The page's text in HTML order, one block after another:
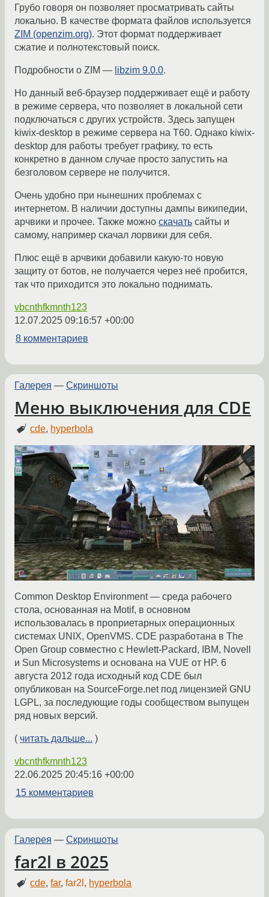
Грубо говоря он позволяет просматривать сайты
локально. В качестве формата файлов используется
ZIM (openzim.org). Этот формат поддерживает
сжатие и полнотекстовый поиск.
Подробности о ZIM — libzim 9.0.0.
Но данный веб-браузер поддерживает ещё и работу
в режиме сервера, что позволяет в локальной сети
подключаться с других устройств. Здесь запущен
kiwix-desktop в режиме сервера на T60. Однако kiwix-
desktop для работы требует графику, то есть
конкретно в данном случае просто запустить на
безголовом сервере не получится.
Очень удобно при нынешних проблемах с
интернетом. В наличии доступны дампы википедии,
арчвики и прочее. Также можно скачать сайты и
самому, например скачал лорвики для себя.
Плюс ещё в арчвики добавили какую-то новую
защиту от ботов, не получается через неё пробится,
так что приходится это локально поднимать.
vbcnthfkmnth123
12.07.2025 09:16:57 +00:00
8 комментариев
Галерея — Скриншоты
Меню выключения для CDE
cde, hyperbola
Common Desktop Environment — среда рабочего
стола, основанная на Motif, в основном
использовалась в проприетарных операционных
системах UNIX, OpenVMS. CDE разработана в The
Open Group совместно с Hewlett-Packard, IBM, Novell
и Sun Microsystems и основана на VUE от HP. 6
августа 2012 года исходный код CDE был
опубликован на SourceForge.net под лицензией GNU
LGPL, за последующие годы сообществом выпущен
ряд новых версий.
( читать дальше... )
vbcnthfkmnth123
22.06.2025 20:45:16 +00:00
15 комментариев
Галерея — Скриншоты
far2l в 2025
cde,far,far2l , hyperbola